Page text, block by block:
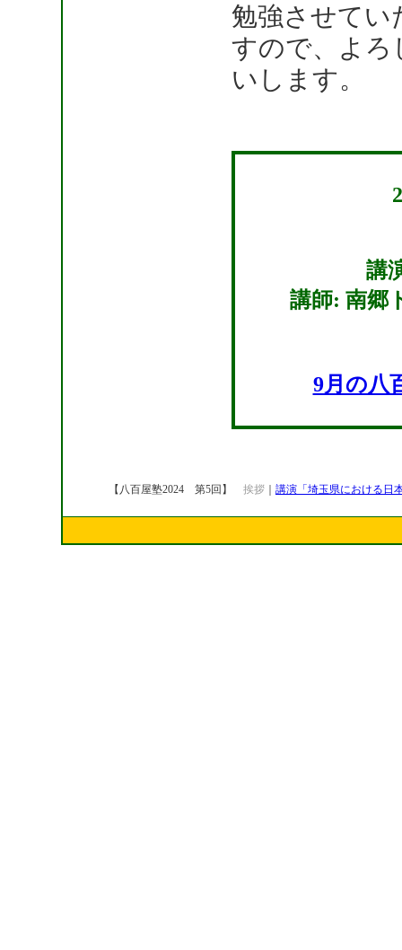
勉強させてい
すので、よろ
いします。
講
講師: 南郷
9月の八
【八百屋塾2024 第5回】 挨拶 講演「埼玉県における日